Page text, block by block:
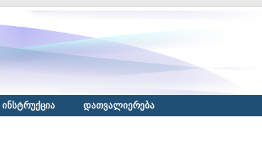
ინსტრუქცია დათვალიერება